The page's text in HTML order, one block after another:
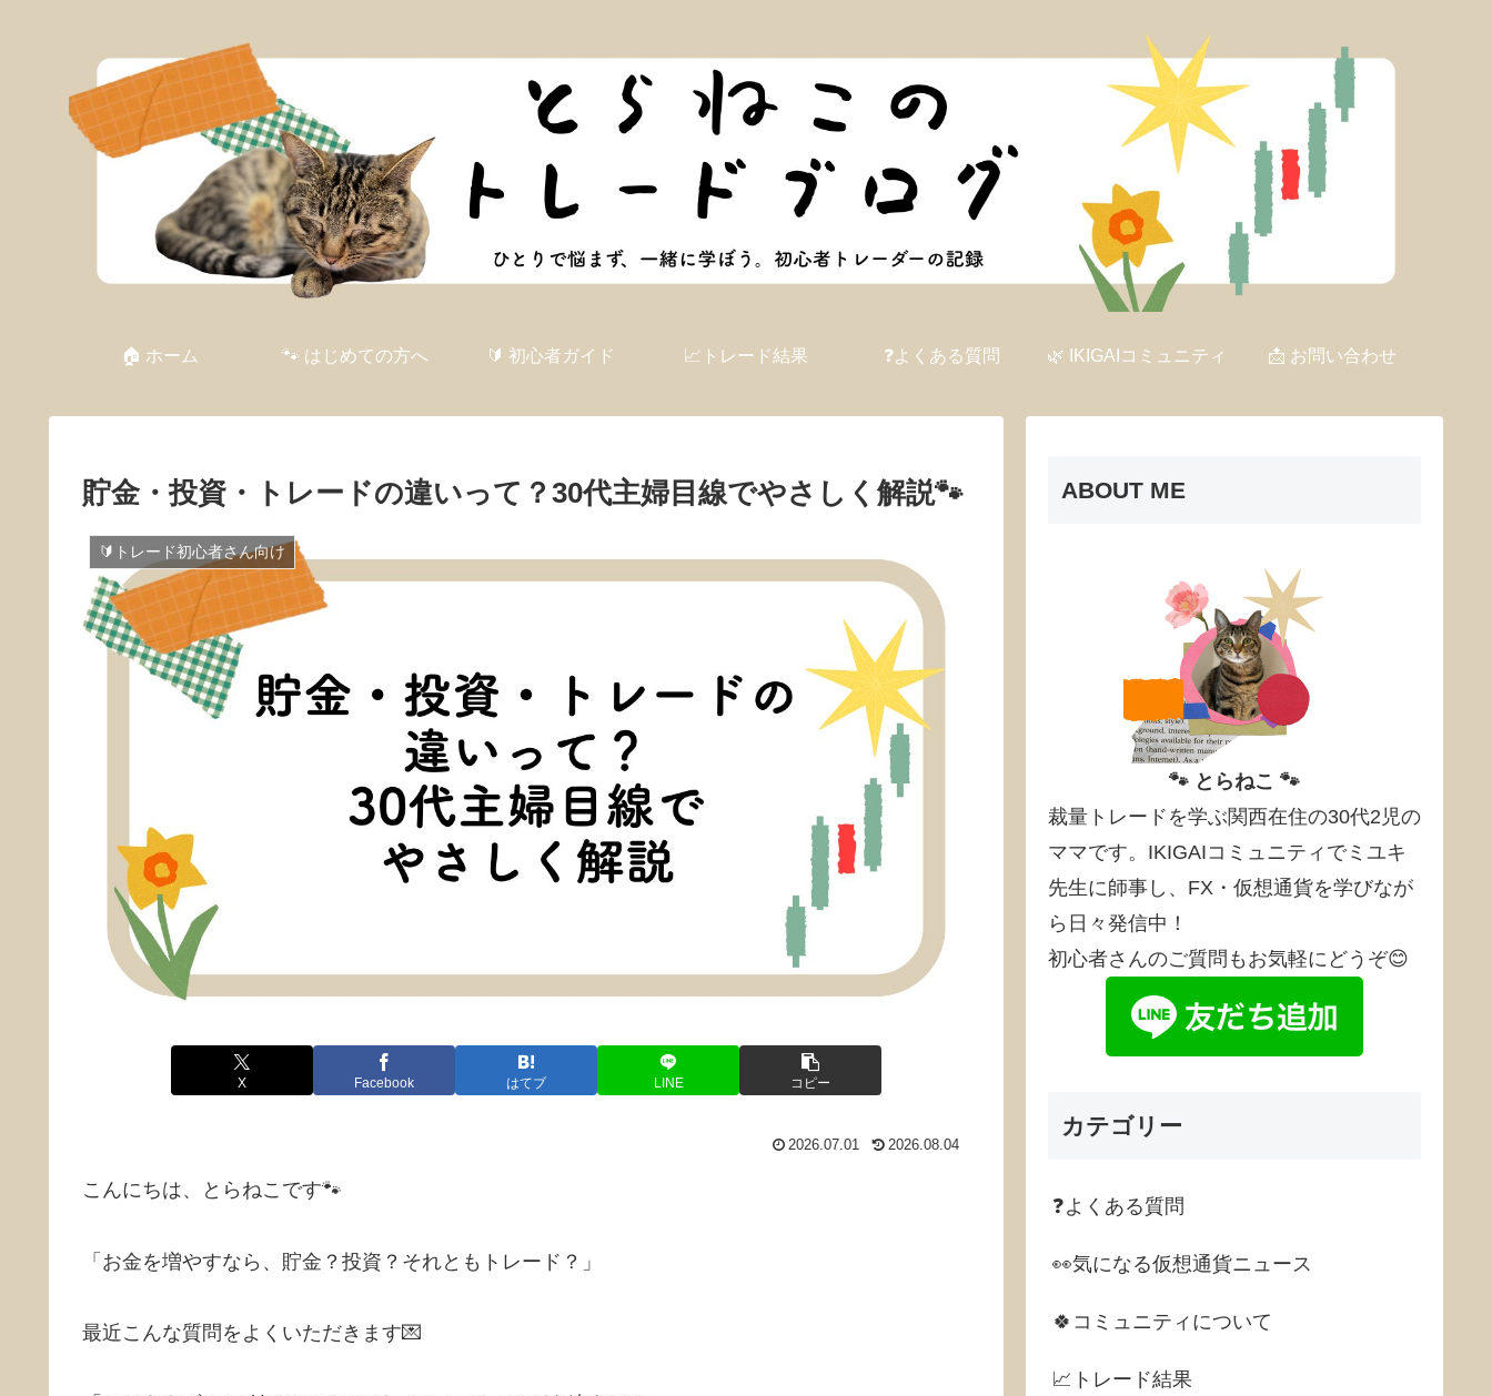
🏠 ホーム 🐾 はじめての方へ 🔰 初心者ガイド 📈トレード結果 ❓よくある質問 🌿 IKIGAIコミュニティ 📩 お問い合わせ
貯金・投資・トレードの違いって？30代主婦目線でやさしく解説🐾
🔰トレード初心者さん向け
X Facebook はてブ LINE コピー
2026.07.01 2026.08.04
こんにちは、とらねこです🐾
「お金を増やすなら、貯金？投資？それともトレード？」
最近こんな質問をよくいただきます💌
ABOUT ME
🐾 とらねこ 🐾
裁量トレードを学ぶ関西在住の30代2児の
ママです。IKIGAIコミュニティでミユキ
先生に師事し、FX・仮想通貨を学びなが
ら日々発信中！
初心者さんのご質問もお気軽にどうぞ😊
カテゴリー
❓よくある質問
👀気になる仮想通貨ニュース
🍀コミュニティについて
📈トレード結果